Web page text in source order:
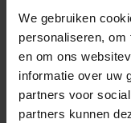
We gebruiken
personaliseren,
en om ons
informatie over uw
partners voor
partners kunnen